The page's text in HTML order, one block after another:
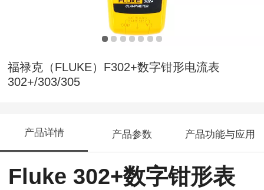
福禄克（FLUKE）F302+数字钳形电流表
302+/303/305
产品详情 产品参数 产品功能与应用
Fluke 302+数字钳形表